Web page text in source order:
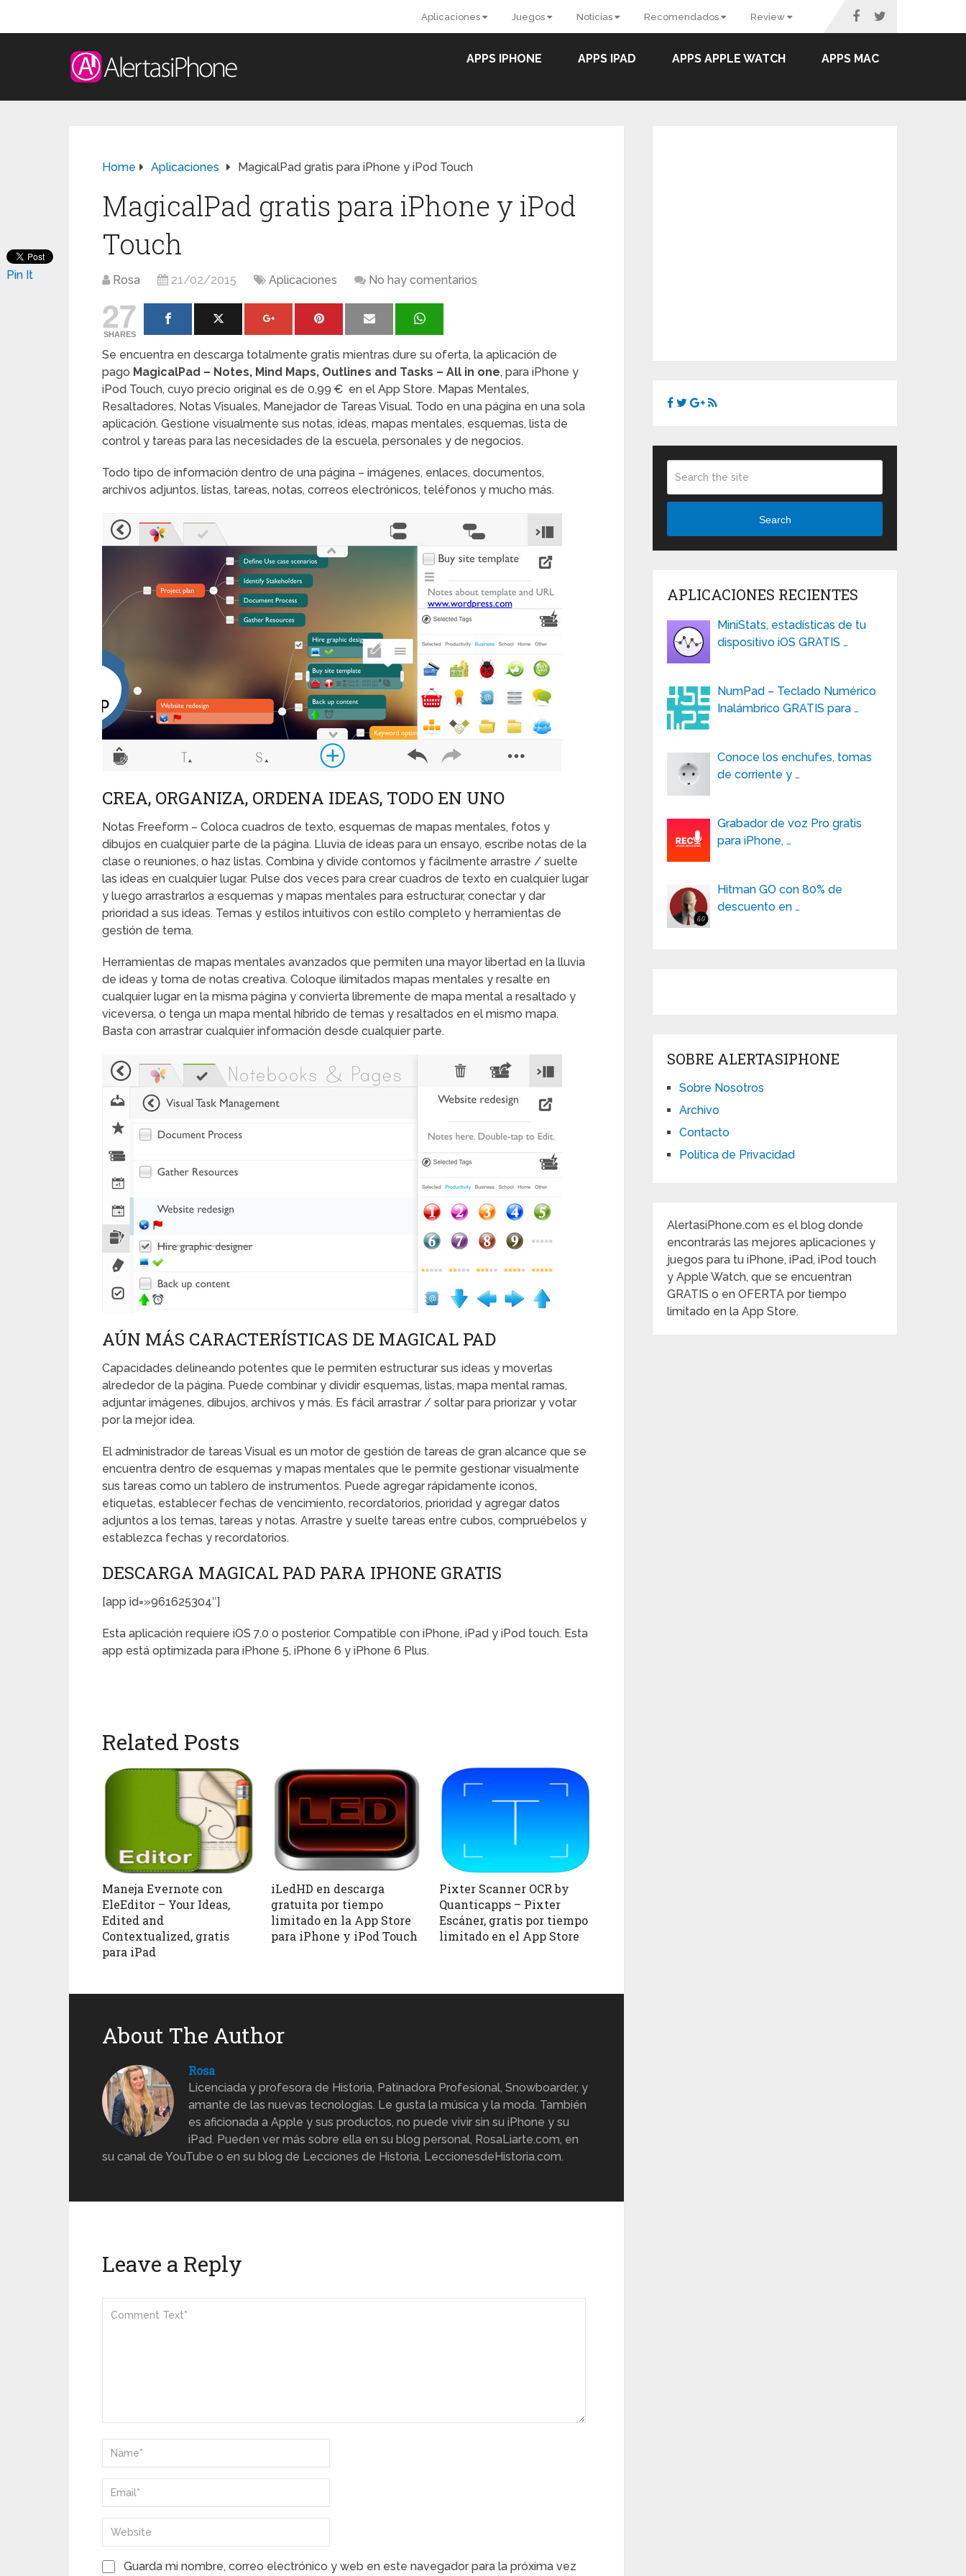
Aplicaciones Juegos Noticias Recomendados Review
APPS IPHONE APPS IPAD APPS APPLE WATCH APPS MAC
Home Aplicaciones MagicalPad gratis para iPhone y iPod Touch
MagicalPad gratis para iPhone y iPod
Touch
Rosa 21/02/2015 Aplicaciones No hay comentarios
27
SHARES
Se encuentra en descarga totalmente gratis mientras dure su oferta, la aplicación de
pago MagicalPad – Notes, Mind Maps, Outlines and Tasks – All in one, para iPhone y
iPod Touch, cuyo precio original es de 0,99 € en el App Store. Mapas Mentales,
Resaltadores, Notas Visuales, Manejador de Tareas Visual. Todo en una página en una sola
aplicación. Gestione visualmente sus notas, ideas, mapas mentales, esquemas, lista de
control y tareas para las necesidades de la escuela, personales y de negocios.
Todo tipo de información dentro de una página – imágenes, enlaces, documentos,
archivos adjuntos, listas, tareas, notas, correos electrónicos, teléfonos y mucho más.
CREA, ORGANIZA, ORDENA IDEAS, TODO EN UNO
Notas Freeform – Coloca cuadros de texto, esquemas de mapas mentales, fotos y
dibujos en cualquier parte de la página. Lluvia de ideas para un ensayo, escribe notas de la
clase o reuniones, o haz listas. Combina y divide contornos y fácilmente arrastre / suelte
las ideas en cualquier lugar. Pulse dos veces para crear cuadros de texto en cualquier lugar
y luego arrastrarlos a esquemas y mapas mentales para estructurar, conectar y dar
prioridad a sus ideas. Temas y estilos intuitivos con estilo completo y herramientas de
gestión de tema.
Herramientas de mapas mentales avanzados que permiten una mayor libertad en la lluvia
de ideas y toma de notas creativa. Coloque ilimitados mapas mentales y resalte en
cualquier lugar en la misma página y convierta libremente de mapa mental a resaltado y
viceversa, o tenga un mapa mental híbrido de temas y resaltados en el mismo mapa.
Basta con arrastrar cualquier información desde cualquier parte.
AÚN MÁS CARACTERÍSTICAS DE MAGICAL PAD
Capacidades delineando potentes que le permiten estructurar sus ideas y moverlas
alrededor de la página. Puede combinar y dividir esquemas, listas, mapa mental ramas,
adjuntar imágenes, dibujos, archivos y más. Es fácil arrastrar / soltar para priorizar y votar
por la mejor idea.
El administrador de tareas Visual es un motor de gestión de tareas de gran alcance que se
encuentra dentro de esquemas y mapas mentales que le permite gestionar visualmente
sus tareas como un tablero de instrumentos. Puede agregar rápidamente iconos,
etiquetas, establecer fechas de vencimiento, recordatorios, prioridad y agregar datos
adjuntos a los temas, tareas y notas. Arrastre y suelte tareas entre cubos, compruébelos y
establezca fechas y recordatorios.
DESCARGA MAGICAL PAD PARA IPHONE GRATIS
[app id=»961625304″]
Esta aplicación requiere iOS 7.0 o posterior. Compatible con iPhone, iPad y iPod touch. Esta
app está optimizada para iPhone 5, iPhone 6 y iPhone 6 Plus.
Pin It
Related Posts
Maneja Evernote con
EleEditor – Your Ideas,
Edited and
Contextualized, gratis
para iPad
iLedHD en descarga
gratuita por tiempo
limitado en la App Store
para iPhone y iPod Touch
Pixter Scanner OCR by
Quanticapps – Pixter
Escáner, gratis por tiempo
limitado en el App Store
About The Author
Rosa
Licenciada y profesora de Historia, Patinadora Profesional, Snowboarder, y
amante de las nuevas tecnologías. Le gusta la música y la moda. También
es aficionada a Apple y sus productos, no puede vivir sin su iPhone y su
iPad. Pueden ver más sobre ella en su blog personal, RosaLiarte.com, en
su canal de YouTube o en su blog de Lecciones de Historia, LeccionesdeHistoria.com.
Leave a Reply
Guarda mi nombre, correo electrónico y web en este navegador para la próxima vez
Search
APLICACIONES RECIENTES
MiniStats, estadísticas de tu
dispositivo iOS GRATIS …
NumPad – Teclado Numérico
Inalámbrico GRATIS para …
Conoce los enchufes, tomas
de corriente y …
Grabador de voz Pro gratis
para iPhone, …
Hitman GO con 80% de
descuento en …
SOBRE ALERTASIPHONE
Sobre Nosotros
Archivo
Contacto
Política de Privacidad
AlertasiPhone.com es el blog donde
encontrarás las mejores aplicaciones y
juegos para tu iPhone, iPad, iPod touch
y Apple Watch, que se encuentran
GRATIS o en OFERTA por tiempo
limitado en la App Store.